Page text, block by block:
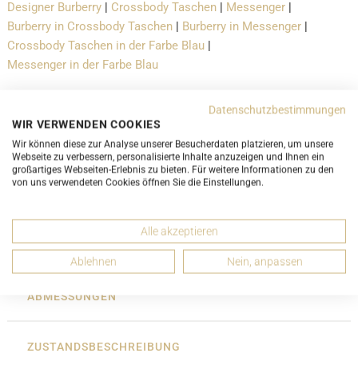
Designer Burberry Crossbody Taschen Messenger
Burberry in Crossbody Taschen
Burberry in Messenger
Crossbody Taschen in der Farbe Blau
Messenger in der Farbe Blau
Versand- und Lieferbedingungen
LUXURY-PROMISE
DETAILS
ABMESSUNGEN
ZUSTANDSBESCHREIBUNG
Datenschutzbestimmungen
WIR VERWENDEN COOKIES
Wir können diese zur Analyse unserer Besucherdaten platzieren, um unsere
Webseite zu verbessern, personalisierte Inhalte anzuzeigen und Ihnen ein
großartiges Webseiten-Erlebnis zu bieten. Für weitere Informationen zu den
von uns verwendeten Cookies öffnen Sie die Einstellungen.
Alle akzeptieren
Ablehnen Nein, anpassen